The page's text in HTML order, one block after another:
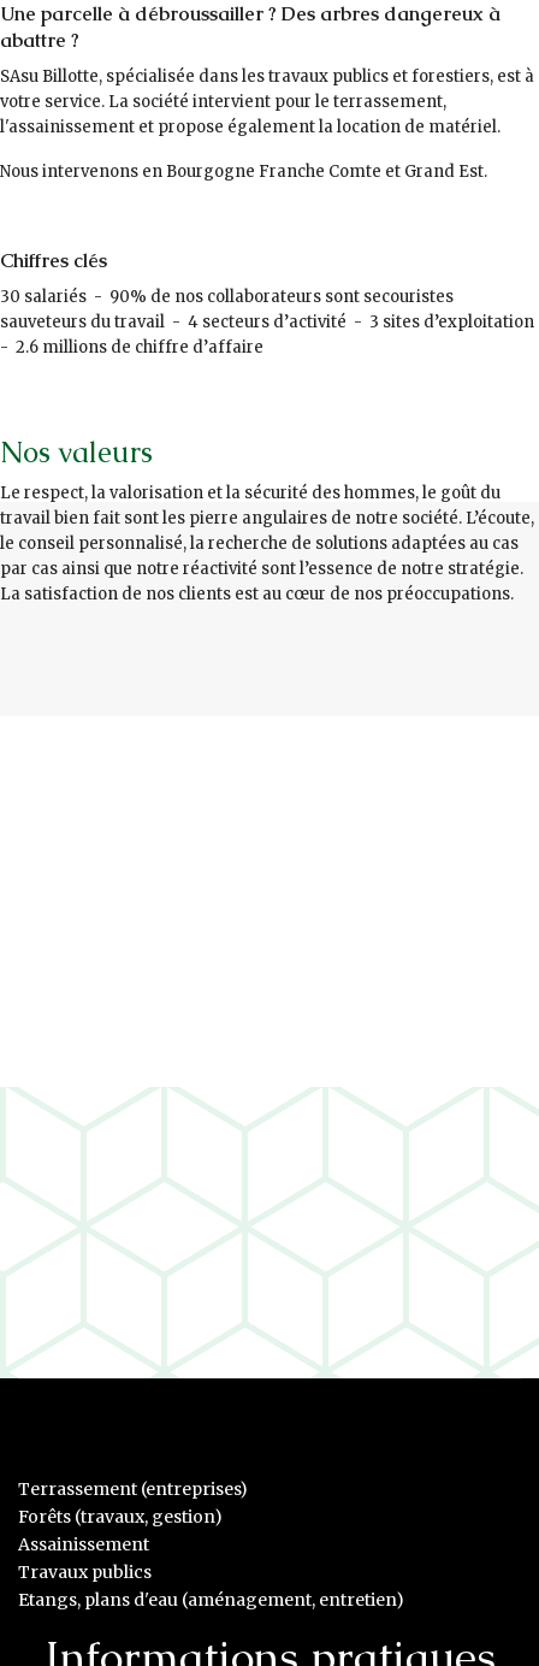
Une parcelle à débroussailler ? Des arbres dangereux à
abattre ?
SAsu Billotte, spécialisée dans les travaux publics et forestiers, est à
votre service. La société intervient pour le terrassement,
l'assainissement et propose également la location de matériel.
Nous intervenons en Bourgogne Franche Comte et Grand Est.
Chiffres clés
30 salariés - 90% de nos collaborateurs sont secouristes
sauveteurs du travail - 4 secteurs d’activité - 3 sites d’exploitation
- 2.6 millions de chiffre d’affaire
Nos valeurs
Le respect, la valorisation et la sécurité des hommes, le goût du
travail bien fait sont les pierre angulaires de notre société. L’écoute,
le conseil personnalisé, la recherche de solutions adaptées au cas
par cas ainsi que notre réactivité sont l’essence de notre stratégie.
La satisfaction de nos clients est au cœur de nos préoccupations.
Terrassement (entreprises)
Forêts (travaux, gestion)
Assainissement
Travaux publics
Etangs, plans d'eau (aménagement, entretien)